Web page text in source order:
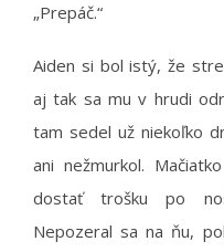
„Prepáč.“
Aiden si bol istý, že
aj tak sa mu v hrudi
tam sedel už niekoľko
ani nežmurkol.
dostať trošku po
Nepozeral sa na ňu,